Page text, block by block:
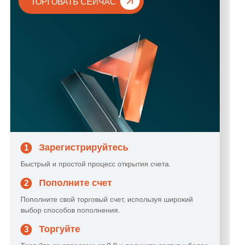
1 Зарегистрируйтесь
Быстрый и простой процесс открытия счета.
2 Пополните счет
Пополните свой торговый счет, используя широкий
выбор способов пополнения.
3 Торгуйте